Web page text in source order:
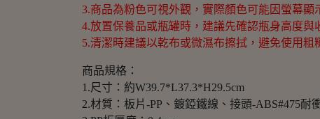
3.商品為粉色可視外觀，實際顏色可能因螢幕顯
4.放置保養品或瓶罐時，建議先確認瓶身高度與
5.清潔時建議以乾布或微濕布擦拭，避免使用粗
商品規格：
1.尺寸：約W39.7*L37.3*H29.5cm
2.材質：板片-PP、鍍錏鐵線、接頭-ABS#475耐